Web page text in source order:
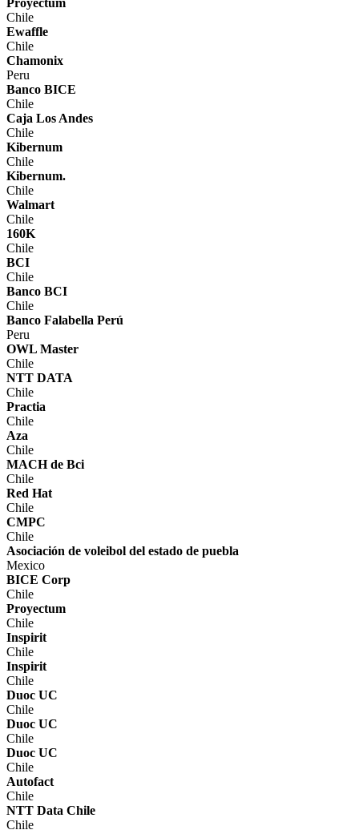
Chile
Ewaffle
Chile
Chamonix
Peru
Banco BICE
Chile
Caja Los Andes
Chile
Kibernum
Chile
Kibernum.
Chile
Walmart
Chile
160K
Chile
BCI
Chile
Banco BCI
Chile
Banco Falabella Perú
Peru
OWL Master
Chile
NTT DATA
Chile
Practia
Chile
Aza
Chile
MACH de Bci
Chile
Red Hat
Chile
CMPC
Chile
Asociación de voleibol del estado de puebla
Mexico
BICE Corp
Chile
Proyectum
Chile
Inspirit
Chile
Inspirit
Chile
Duoc UC
Chile
Duoc UC
Chile
Duoc UC
Chile
Autofact
Chile
NTT Data Chile
Chile